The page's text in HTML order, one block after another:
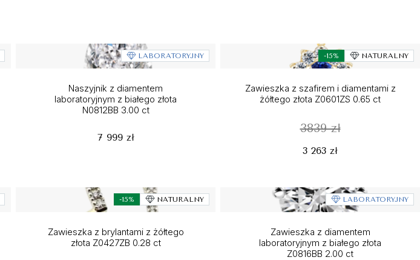
LABORATORYJNY
Naszyjnik z diamentem
laboratoryjnym z białego złota
N0812BB 3.00 ct
7 999 zł
-15% NATURALNY
Zawieszka z szafirem i diamentami z
żółtego złota Z0601ZS 0.65 ct
3839 zł
3 263 zł
-15% NATURALNY
Zawieszka z brylantami z żółtego
złota Z0427ZB 0.28 ct
LABORATORYJNY
Zawieszka z diamentem
laboratoryjnym z białego złota
Z0816BB 2.00 ct